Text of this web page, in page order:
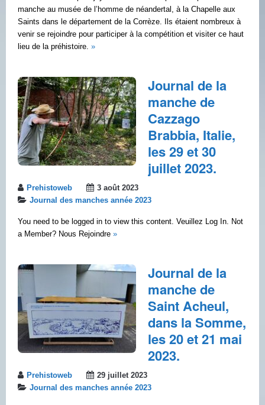
manche au musée de l’homme de néandertal, à la Chapelle aux
Saints dans le département de la Corrèze. Ils étaient nombreux à
venir se rejoindre pour participer à la compétition et visiter ce haut
lieu de la préhistoire. »
Journal de la
manche de
Cazzago
Brabbia, Italie,
les 29 et 30
juillet 2023.
Prehistoweb
3 août 2023
Journal des manches année 2023
You need to be logged in to view this content. Veuillez Log In. Not
a Member? Nous Rejoindre »
Journal de la
manche de
Saint Acheul,
dans la Somme,
les 20 et 21 mai
2023.
Prehistoweb
29 juillet 2023
Journal des manches année 2023